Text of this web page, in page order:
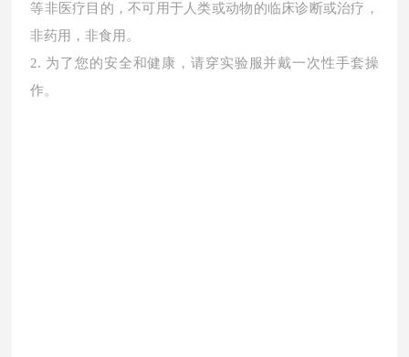
等非医疗目的，不可用于人类或动物的临床诊断或治疗，
非药用，非食用。
2. 为了您的安全和健康，请穿实验服并戴一次性手套操
作。